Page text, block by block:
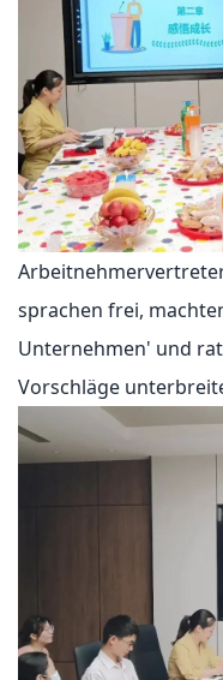
sprachen frei,
Unternehmen' und
Vorschläge